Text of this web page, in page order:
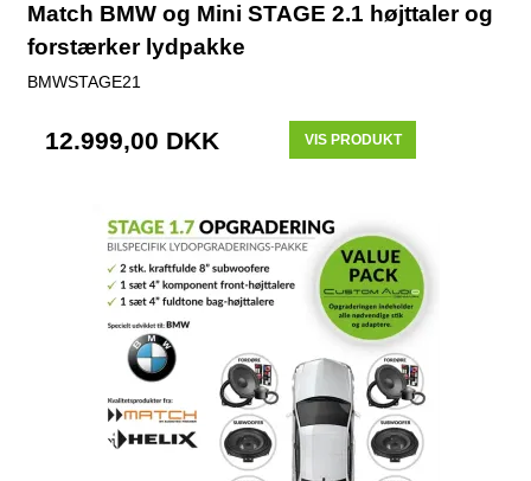
Match BMW og Mini STAGE 2.1 højttaler og
forstærker lydpakke
BMWSTAGE21
12.999,00 DKK VIS PRODUKT